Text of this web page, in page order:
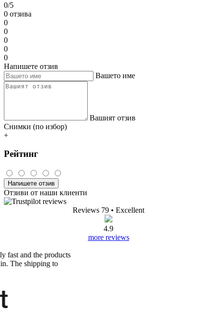
0/5
0 отзива
0
0
0
0
0
Напишете отзив
Вашето име
Вашият отзив
Снимки (по избор)
+
Рейтинг
Напишете отзив
Отзиви от наши клиенти
Reviews 79 • Excellent
4.9
more reviews